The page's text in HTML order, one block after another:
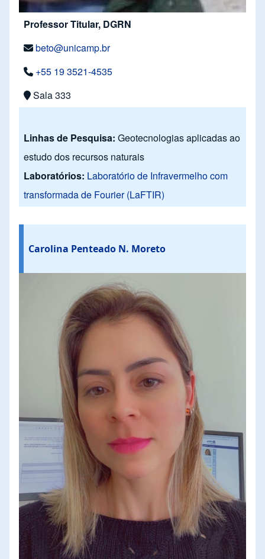
Professor Titular, DGRN
beto@unicamp.br
+55 19 3521-4535
Sala 333
Linhas de Pesquisa: Geotecnologias aplicadas ao
estudo dos recursos naturais
Laboratórios: Laboratório de Infravermelho com
transformada de Fourier (LaFTIR)
Carolina Penteado N. Moreto